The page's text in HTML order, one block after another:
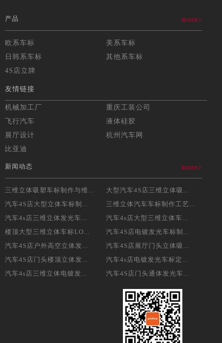
产品 more>
欧系车标
美系车标
日韩系车标
其他系车标
4S店立牌
友情链接
机械加工厂
重庆工装公司
飞行汽车
液体硅胶
展厅设计
杭州汽车网
比亚迪
新闻动态 more>
三维立体吸塑车标制作与维...
大型汽车4S店三维立体吸...
汽车4S店大型立体车标制...
三维立体汽车车标制作工艺...
汽车4s店三维立体发光车...
汽车4s店大型三维立体车...
楼顶大型三维立体车标LO...
汽车4S店电镀发光车标制...
汽车4S店户外高空立体发...
汽车4S店展厅门头立体吸...
汽车4S店门头楼顶立体发...
汽车4s店电镀发光车标定...
汽车4s店三维立体电镀发...
汽车4S店门头通体发光车...